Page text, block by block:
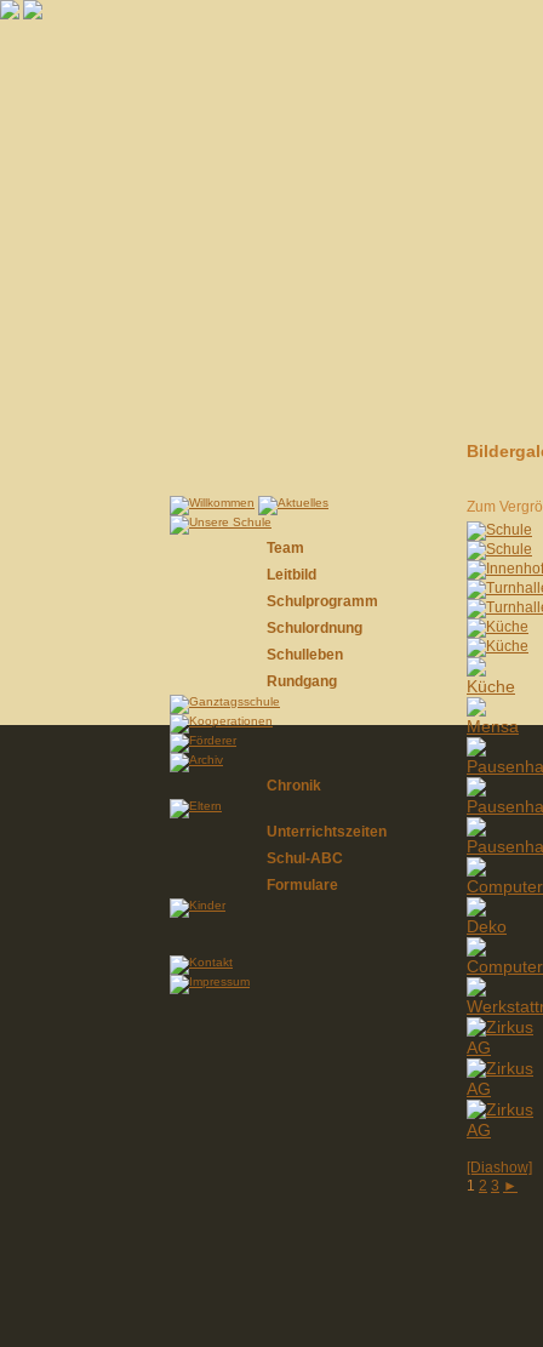
Team
Leitbild
Schulprogramm
Schulordnung
Schulleben
Rundgang
Chronik
Unterrichtszeiten
Schul-ABC
Formulare
Zum
[Diashow]
1 2 3 ►